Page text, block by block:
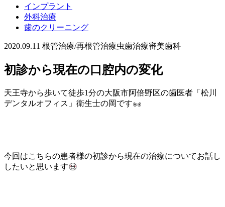
インプラント
外科治療
歯のクリーニング
2020.09.11 根管治療/再根管治療虫歯治療審美歯科
初診から現在の口腔内の変化
天王寺から歩いて徒歩1分の大阪市阿倍野区の歯医者「松川
デンタルオフィス」衛生士の岡です
今回はこちらの患者様の初診から現在の治療についてお話し
したいと思います